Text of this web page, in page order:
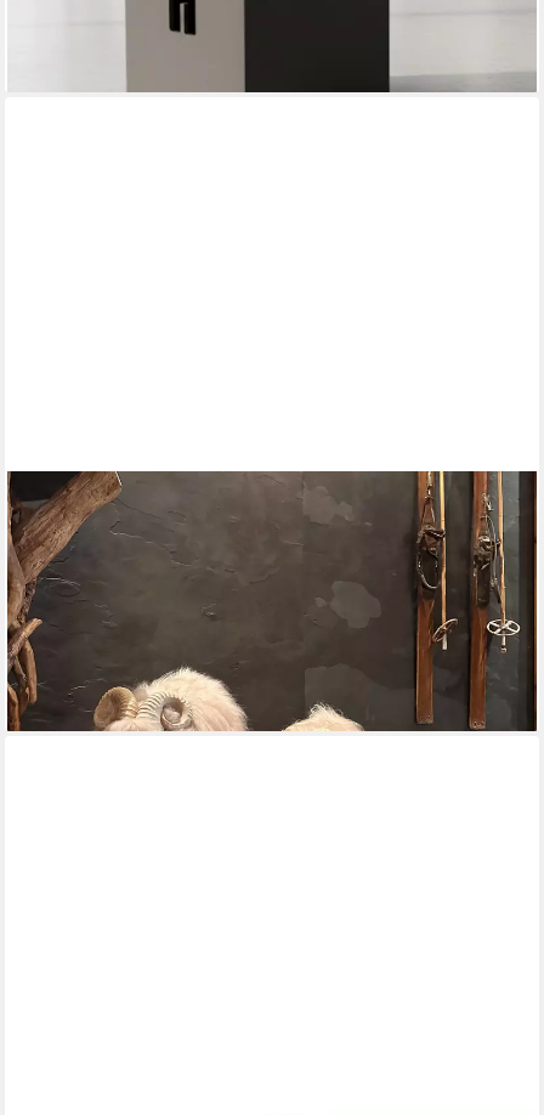
LIRA DEKO
Sitzhocker Set - Schafhocker Lammfell - Premium Tierhocker -
Holz Islandschaffell (Hocker im Set), 100 % echtes Islandfell,
geeignet für Chalets & Hütten, handgeschnitzt
ab 509,00 €
699,00 €
-27%
lieferbar - in 5-6 Werktagen bei dir